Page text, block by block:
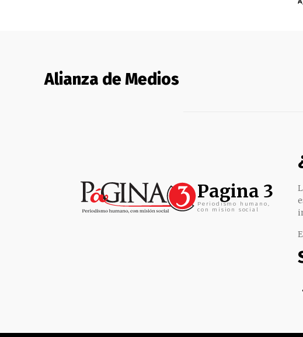
Alianza de Medios
Pagina 3
Periodismo humano,
con mision social